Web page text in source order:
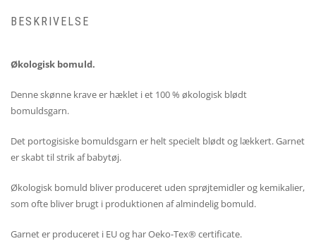
BESKRIVELSE
Økologisk bomuld.
Denne skønne krave er hæklet i et 100 % økologisk blødt
bomuldsgarn.
Det portogisiske bomuldsgarn er helt specielt blødt og lækkert. Garnet
er skabt til strik af babytøj.
Økologisk bomuld bliver produceret uden sprøjtemidler og kemikalier,
som ofte bliver brugt i produktionen af almindelig bomuld.
Garnet er produceret i EU og har Oeko-Tex® certificate.